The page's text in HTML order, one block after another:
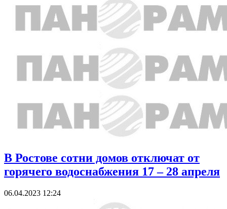
В Ростове сотни домов отключат от
горячего водоснабжения 17 – 28 апреля
06.04.2023 12:24